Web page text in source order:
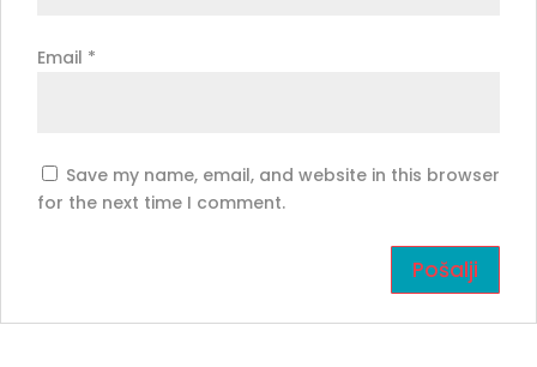
Email *
Save my name, email, and website in this browser
for the next time I comment.